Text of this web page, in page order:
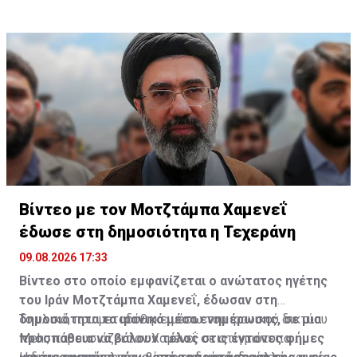
Βίντεο με τον Μοτζτάμπα Χαμενεΐ
έδωσε στη δημοσιότητα η Τεχεράνη
09.08.2026 17:33
Βίντεο στο οποίο εμφανίζεται ο ανώτατος ηγέτης
του Ιράν Μοτζτάμπα Χαμενεΐ, έδωσαν στη
δημοσιότητα τα ιρανικά μέσα ενημέρωσης, σε μια
προσπάθεια να βάλουν τέλος στις έντονες φήμες
Το υλικό, που μεταδόθηκε μέσω του ιρανικού δικτύου
Mehr, παρουσιάζει τον Χαμενεΐ σε στιγμιότυπα